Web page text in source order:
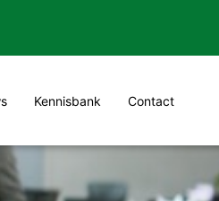
Kennisbank Contact